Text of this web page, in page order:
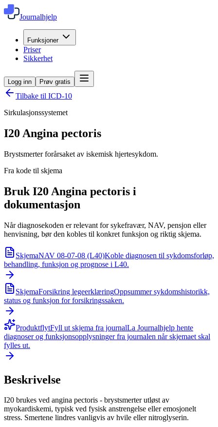
Journalhjelp
Funksjoner
Priser
Sikkerhet
Logg inn Prøv gratis
Tilbake til ICD-10
Sirkulasjonssystemet
I20 Angina pectoris
Brystsmerter forårsaket av iskemisk hjertesykdom.
Fra kode til skjema
Bruk I20 Angina pectoris i
dokumentasjon
Når diagnosekoden er relevant for sykefravær, NAV, pensjon eller
henvisning, bør den kobles til konkret funksjon og riktig skjema.
SkjemaNAV 08-07-08 (L40)Koble diagnosen til sykdomsforløp,
behandling, funksjon og prognose i L40.
SkjemaForsikring legeerklæringOppsummer sykdomshistorikk,
status og funksjon for forsikringssaken.
ProduktflytFyll ut skjema fra journalLa Journalhjelp hente
diagnoser og funksjonsopplysninger fra journalen når skjemaet skal
fylles ut.
Beskrivelse
I20 brukes ved angina pectoris - brystsmerter utløst av
myokardiskemi, typisk ved fysisk anstrengelse eller emosjonelt
stress. Smertene lindres vanligvis av hvile eller nitroglyserin.